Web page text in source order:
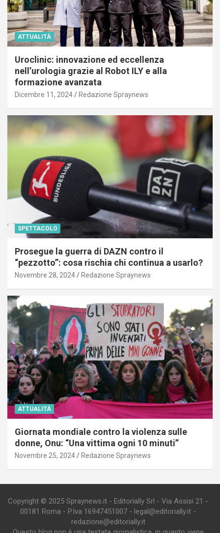
ATTUALITÀ
Uroclinic: innovazione ed eccellenza
nell’urologia grazie al Robot ILY e alla
formazione avanzata
Dicembre 11, 2024 Redazione Spraynews
SPETTACOLO
Prosegue la guerra di DAZN contro il
“pezzotto”: cosa rischia chi continua a usarlo?
Novembre 28, 2024 Redazione Spraynews
ATTUALITÀ
Giornata mondiale contro la violenza sulle
donne, Onu: “Una vittima ogni 10 minuti”
Novembre 25, 2024 Redazione Spraynews
Copyright © 2025 Spraynews.it - Editorially Srl - Via Assisi 21 -
00181 Roma - P.Iva 16947451007 - legal@editorially.it -
redazione@editorially.it